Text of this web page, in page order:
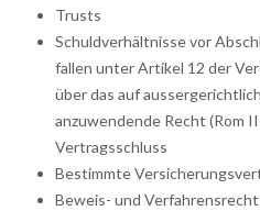
Trusts
Schuldverhältnisse vor
fallen unter Artikel 12 der
über das auf
anzuwendende Recht (Rom
Vertragsschluss
Bestimmte
Beweis- und